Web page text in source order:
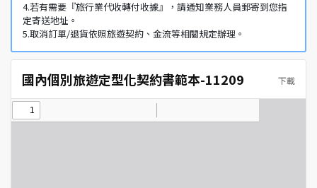
4.若有需要『旅行業代收轉付收據』，請通知業務人員郵寄到您指
定寄送地址。
5.取消訂單/退貨依照旅遊契約、金流等相關規定辦理。
國內個別旅遊定型化契約書範本-11209 下載